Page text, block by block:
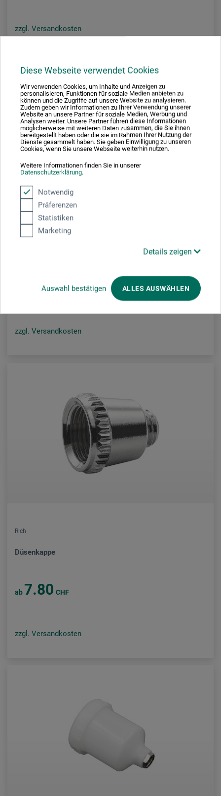
Diese Webseite verwendet Cookies
Wir verwenden Cookies, um Inhalte und Anzeigen zu
personalisieren, Funktionen für soziale Medien anbieten zu
können und die Zugriffe auf unsere Website zu analysieren.
Zudem geben wir Informationen zu Ihrer Verwendung unserer
Website an unsere Partner für soziale Medien, Werbung und
Analysen weiter. Unsere Partner führen diese Informationen
möglicherweise mit weiteren Daten zusammen, die Sie ihnen
bereitgestellt haben oder die sie im Rahmen Ihrer Nutzung der
Dienste gesammelt haben. Sie geben Einwilligung zu unseren
Cookies, wenn Sie unsere Webseite weiterhin nutzen.
Weitere Informationen finden Sie in unserer
Datenschutzerklärung.
Notwendig
Präferenzen
Statistiken
Marketing
Details zeigen
Auswahl bestätigen ALLES AUSWÄHLEN
zzgl. Versandkosten
235.00 CHF
zzgl. Versandkosten
Rich
Düsenkappe
ab 7.80 CHF
zzgl. Versandkosten